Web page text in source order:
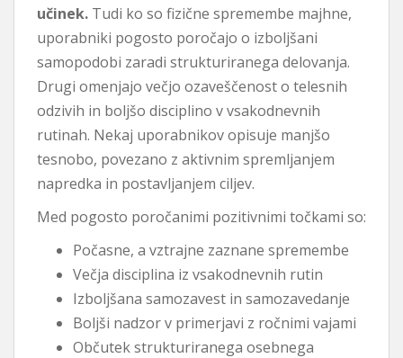
učinek. Tudi ko so fizične spremembe majhne, ​​
uporabniki pogosto poročajo o izboljšani
samopodobi zaradi strukturiranega delovanja.
Drugi omenjajo večjo ozaveščenost o telesnih
odzivih in boljšo disciplino v vsakodnevnih
rutinah. Nekaj ​​uporabnikov opisuje manjšo
tesnobo, povezano z aktivnim spremljanjem
napredka in postavljanjem ciljev.
Med pogosto poročanimi pozitivnimi točkami so:
Počasne, a vztrajne zaznane spremembe
Večja disciplina iz vsakodnevnih rutin
Izboljšana samozavest in samozavedanje
Boljši nadzor v primerjavi z ročnimi vajami
Občutek strukturiranega osebnega